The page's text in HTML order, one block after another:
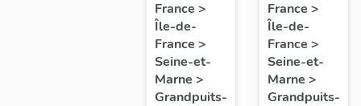
dossier 6
:
installations
de
chargement
France >
Île-de-
France >
Seine-et-
Marne >
Grandpuits-
dossier 3
: unités
de
stockage
de la
France >
Île-de-
France >
Seine-et-
Marne >
Grandpuits-